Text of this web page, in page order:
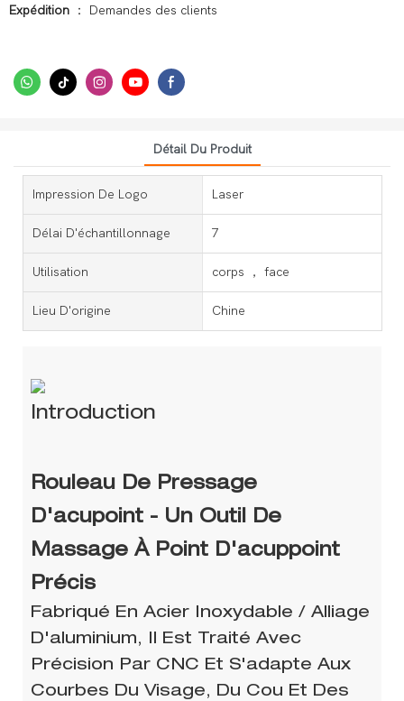
Expédition ： Demandes des clients
Détail Du Produit
Impression De Logo Laser
Délai D'échantillonnage 7
Utilisation corps ， face
Lieu D'origine Chine
Introduction
Rouleau De Pressage
D'acupoint - Un Outil De
Massage À Point D'acuppoint
Précis
Fabriqué En Acier Inoxydable / Alliage
D'aluminium, Il Est Traité Avec
Précision Par CNC Et S'adapte Aux
Courbes Du Visage, Du Cou Et Des